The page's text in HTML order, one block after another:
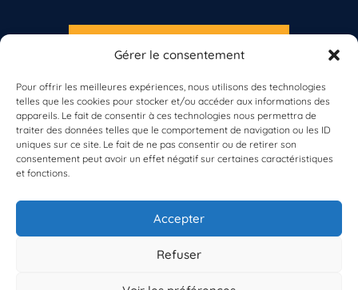
Gérer le consentement
Pour offrir les meilleures expériences, nous utilisons des technologies
telles que les cookies pour stocker et/ou accéder aux informations des
appareils. Le fait de consentir à ces technologies nous permettra de
traiter des données telles que le comportement de navigation ou les ID
uniques sur ce site. Le fait de ne pas consentir ou de retirer son
consentement peut avoir un effet négatif sur certaines caractéristiques
et fonctions.
Accepter
Refuser
À propos de BioLit
Vos données d'observation
Ressources
Résultats du programme
Contacts
S'INSCRIRE À LA NEWSLETTER
Inscrivez-vous dès maintenant